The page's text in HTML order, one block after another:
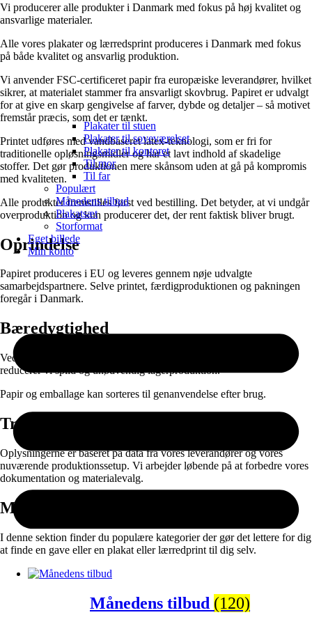
Plakater til stuen
Plakater til soveværelset
Plakater til kontoret
Til mor
Til far
Populært
Månedens tilbud
Plakatsæt
Storformat
Eget billede
Min konto
Vi producerer alle produkter i Danmark med fokus på høj kvalitet og
ansvarlige materialer.
Alle vores plakater og lærredsprint produceres i Danmark med fokus
på både kvalitet og ansvarlig produktion.
Vi anvender FSC-certificeret papir fra europæiske leverandører, hvilket
sikrer, at materialet stammer fra ansvarligt skovbrug. Papiret er udvalgt
for at give en skarp gengivelse af farver, dybde og detaljer – så motivet
fremstår præcis, som det er tænkt.
Printet udføres med vandbaseret latex-teknologi, som er fri for
traditionelle opløsningsmidler og har et lavt indhold af skadelige
stoffer. Det gør produktionen mere skånsom uden at gå på kompromis
med kvaliteten.
Alle produkter fremstilles først ved bestilling. Det betyder, at vi undgår
overproduktion og kun producerer det, der rent faktisk bliver brugt.
Oprindelse
Papiret produceres i EU og leveres gennem nøje udvalgte
samarbejdspartnere. Selve printet, færdigproduktionen og pakningen
foregår i Danmark.
Bæredygtighed
Ved at kombinere ansvarlige materialer med on-demand produktion
reducerer vi spild og unødvendig lagerproduktion.
Papir og emballage kan sorteres til genanvendelse efter brug.
Transparens
Oplysningerne er baseret på data fra vores leverandører og vores
nuværende produktionssetup. Vi arbejder løbende på at forbedre vores
dokumentation og materialevalg.
Måske vil du også synes om:
I denne sektion finder du populære kategorier der gør det lettere for dig
at finde en gave eller en plakat eller lærredprint til dig selv.
Månedens tilbud (120)